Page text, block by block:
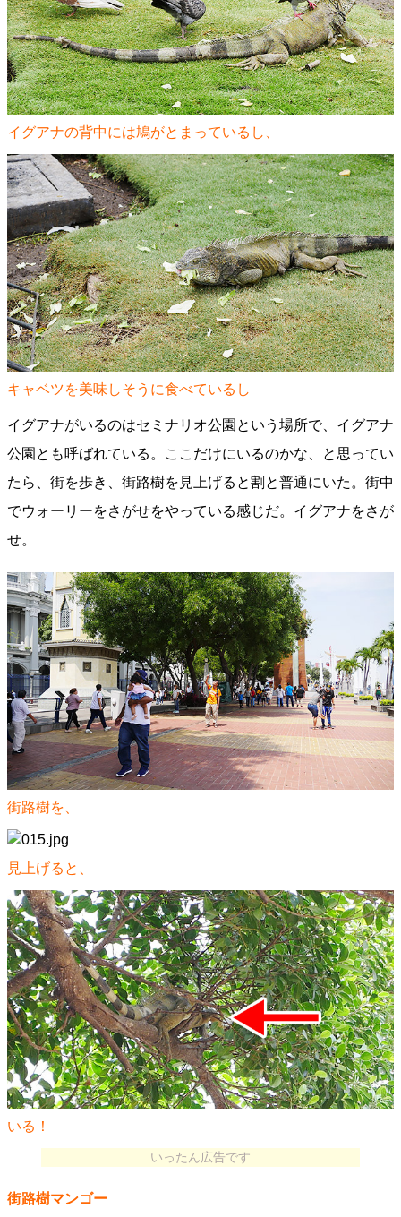
イグアナの背中には鳩がとまっているし、
キャベツを美味しそうに食べているし
イグアナがいるのはセミナリオ公園という場所で、イグアナ
公園とも呼ばれている。ここだけにいるのかな、と思ってい
たら、街を歩き、街路樹を見上げると割と普通にいた。街中
でウォーリーをさがせをやっている感じだ。イグアナをさが
せ。
街路樹を、
見上げると、
いる！
いったん広告です
街路樹マンゴー